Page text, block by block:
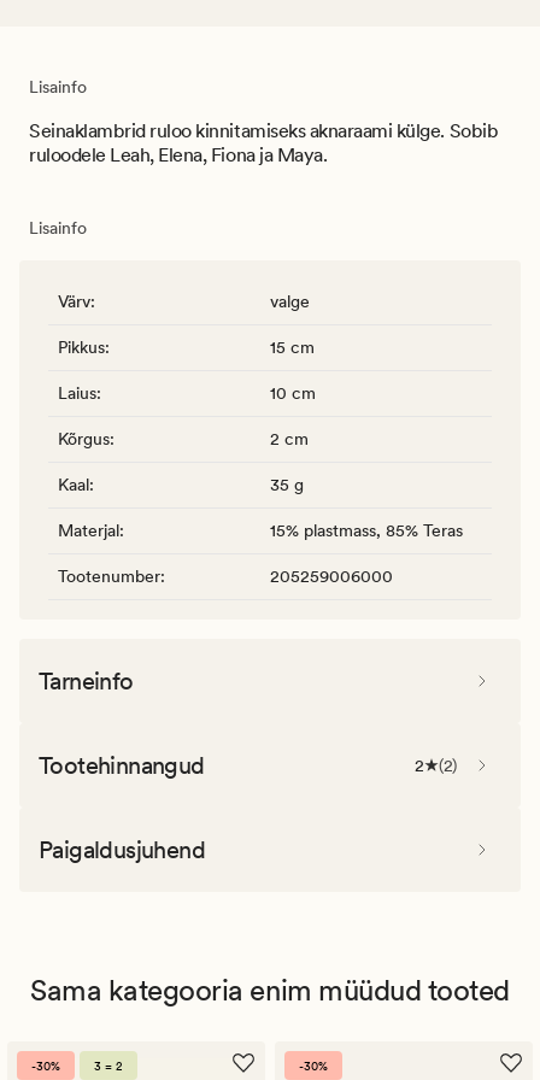
Lisainfo
Seinaklambrid ruloo kinnitamiseks aknaraami külge. Sobib
ruloodele Leah, Elena, Fiona ja Maya.
Lisainfo
Värv: valge
Pikkus: 15 cm
Laius: 10 cm
Kõrgus: 2 cm
Kaal: 35 g
Materjal: 15% plastmass, 85% Teras
Tootenumber: 205259006000
Tarneinfo
Tootehinnangud 2 (2)
Paigaldusjuhend
Sama kategooria enim müüdud tooted
-30% 3 = 2 -30%